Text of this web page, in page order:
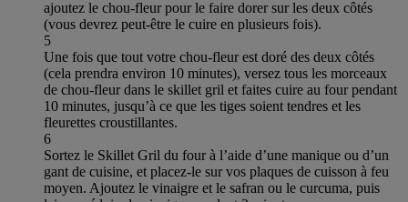
ajoutez le chou-fleur pour le faire dorer sur les deux côtés
(vous devrez peut-être le cuire en plusieurs fois).
5
Une fois que tout votre chou-fleur est doré des deux côtés
(cela prendra environ 10 minutes), versez tous les morceaux
de chou-fleur dans le skillet gril et faites cuire au four pendant
10 minutes, jusqu’à ce que les tiges soient tendres et les
fleurettes croustillantes.
6
Sortez le Skillet Gril du four à l’aide d’une manique ou d’un
gant de cuisine, et placez-le sur vos plaques de cuisson à feu
moyen. Ajoutez le vinaigre et le safran ou le curcuma, puis